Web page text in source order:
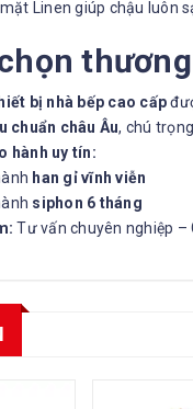
mặt Linen giúp chậu luôn
bị nhà bếp cao cấp
chuẩn châu Âu, chú
hành uy tín:
han gỉ vĩnh viễn
siphon 6 tháng
Tư vấn chuyên nghiệp –